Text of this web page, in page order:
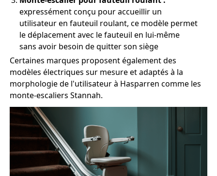
expressément conçu pour accueillir un
utilisateur en fauteuil roulant, ce modèle permet
le déplacement avec le fauteuil en lui-même
sans avoir besoin de quitter son siège
Certaines marques proposent également des
modèles électriques sur mesure et adaptés à la
morphologie de l'utilisateur à Hasparren comme les
monte-escaliers Stannah.